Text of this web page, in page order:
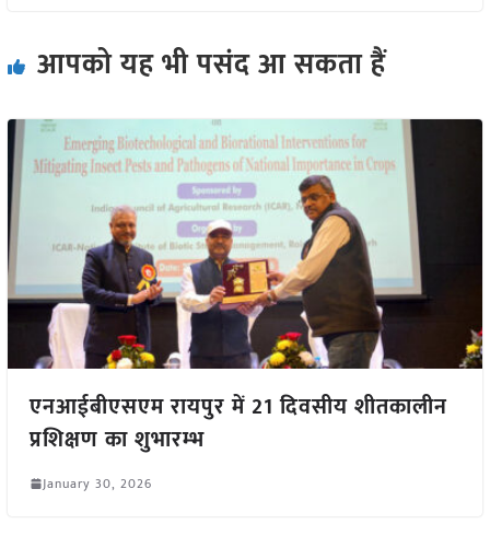
आपको यह भी पसंद आ सकता हैं
एनआईबीएसएम रायपुर में 21 दिवसीय शीतकालीन
प्रशिक्षण का शुभारम्भ
January 30, 2026